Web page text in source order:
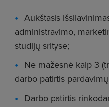
Aukštasis
administravimo,
studijų srityse;
Ne mažesnė kaip 3
darbo patirtis
Darbo patirtis